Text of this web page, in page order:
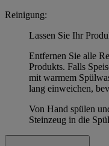
Reinigung:
Lassen Sie Ihr
Entfernen Sie alle
Produkts. Falls
mit warmem
lang einweichen,
Von Hand spülen
Steinzeug in die